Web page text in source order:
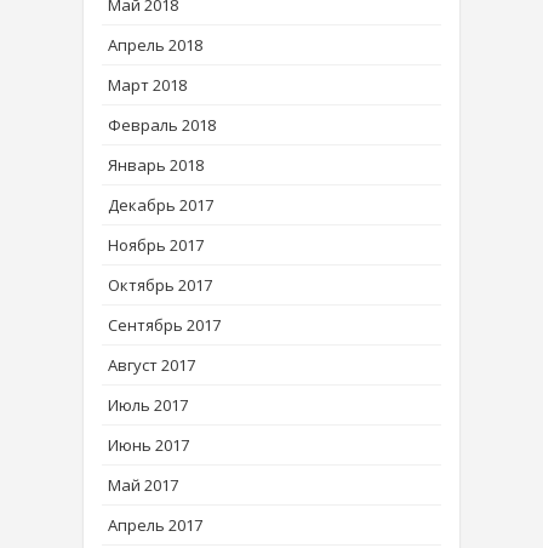
Май 2018
Апрель 2018
Март 2018
Февраль 2018
Январь 2018
Декабрь 2017
Ноябрь 2017
Октябрь 2017
Сентябрь 2017
Август 2017
Июль 2017
Июнь 2017
Май 2017
Апрель 2017